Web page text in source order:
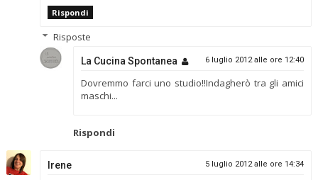
Rispondi
Risposte
La Cucina Spontanea 6 luglio 2012 alle ore 12:40
Dovremmo farci uno studio!!Indagherò tra gli amici
maschi...
Rispondi
Irene 5 luglio 2012 alle ore 14:34